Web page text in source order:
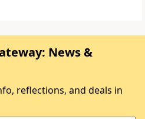
News &
reflections, and deals in